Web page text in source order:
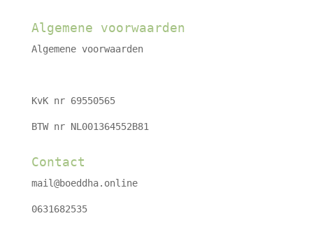
Algemene voorwaarden
Algemene voorwaarden
KvK nr 69550565
BTW nr NL001364552B81
Contact
mail@boeddha.online
0631682535